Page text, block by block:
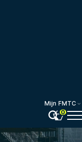
Mijn FMTC
0